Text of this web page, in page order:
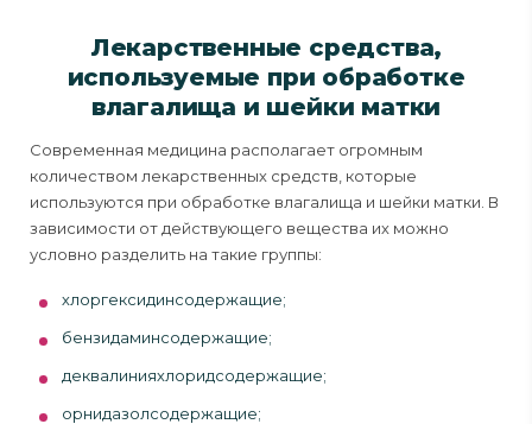
Лекарственные средства,
используемые при обработке
влагалища и шейки матки
Современная медицина располагает огромным
количеством лекарственных средств, которые
используются при обработке влагалища и шейки матки. В
зависимости от действующего вещества их можно
условно разделить на такие группы:
хлоргексидинсодержащие;
бензидаминсодержащие;
деквалинияхлоридсодержащие;
орнидазолсодержащие;